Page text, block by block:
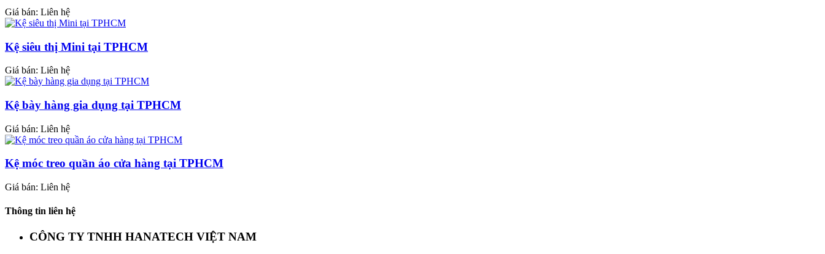
Giá bán: Liên hệ
Kệ siêu thị Mini tại TPHCM
Giá bán: Liên hệ
Kệ bày hàng gia dụng tại TPHCM
Giá bán: Liên hệ
Kệ móc treo quần áo cửa hàng tại TPHCM
Giá bán: Liên hệ
Thông tin liên hệ
CÔNG TY TNHH HANATECH VIỆT NAM